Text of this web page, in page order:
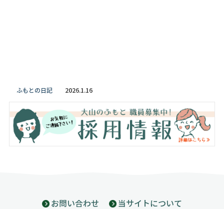
ふもとの日記 2026.1.16
お問い合わせ
当サイトについて